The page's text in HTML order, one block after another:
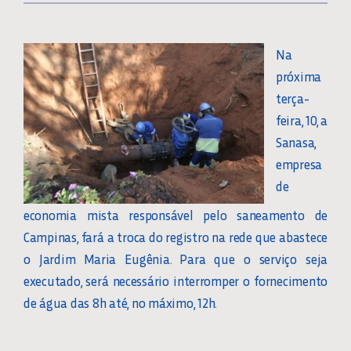
Na
próxima
terça-
feira, 10, a
Sanasa,
empresa
de
economia mista responsável pelo saneamento de
Campinas, fará a troca do registro na rede que abastece
o Jardim Maria Eugênia. Para que o serviço seja
executado, será necessário interromper o fornecimento
de água das 8h até, no máximo, 12h.